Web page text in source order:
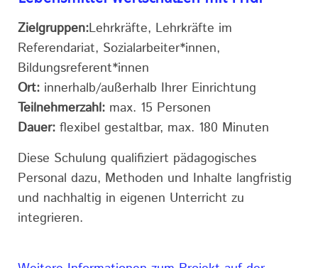
Zielgruppen:Lehrkräfte, Lehrkräfte im
Referendariat, Sozialarbeiter*innen,
Bildungsreferent*innen
Ort: innerhalb/außerhalb Ihrer Einrichtung
Teilnehmerzahl: max. 15 Personen
Dauer: flexibel gestaltbar, max. 180 Minuten
Diese Schulung qualifiziert pädagogisches
Personal dazu, Methoden und Inhalte langfristig
und nachhaltig in eigenen Unterricht zu
integrieren.